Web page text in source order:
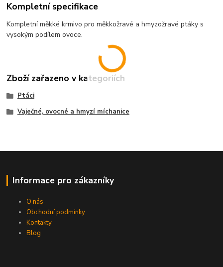
Kompletní specifikace
Kompletní měkké krmivo pro měkkožravé a hmyzožravé ptáky s
vysokým podílem ovoce.
Zboží zařazeno v kategoriích
Ptáci
Vaječné, ovocné a hmyzí míchanice
Informace pro zákazníky
O nás
Obchodní podmínky
Kontakty
Blog